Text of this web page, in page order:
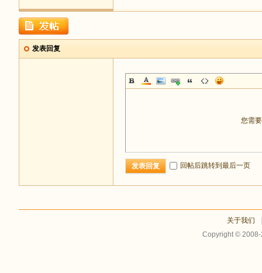
发表回复
您需
发表回复 回帖后跳转到最后一页
关于我们
Copyright ©